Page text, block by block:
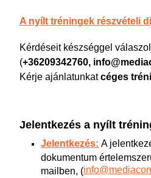
A nyílt tréningek részvételi
Kérdéseit készséggel
(+36209342760,
Kérje ajánlatunkatcéges
Jelentkezés a nyílt
Jelentkezés: A
dokumentum
mailben, (